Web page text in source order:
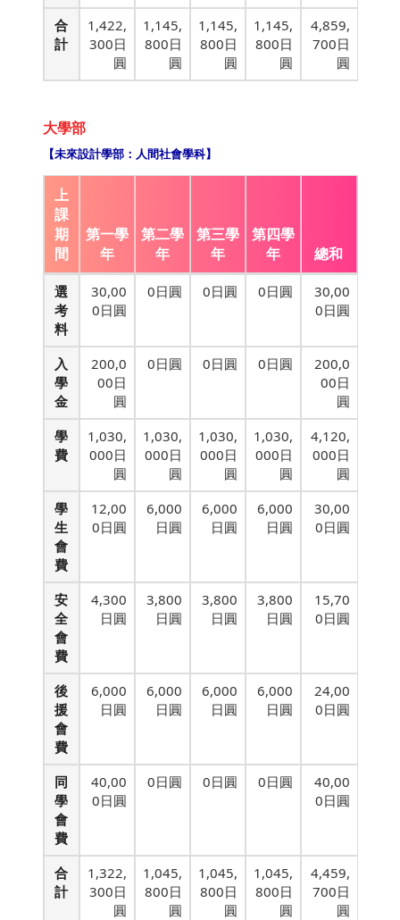
合
計
1,422,
300日
圓
1,145,
800日
圓
1,145,
800日
圓
1,145,
800日
圓
4,859,
700日
圓
大學部
【未來設計學部：人間社會學科】
上
課
期
間
第一學
年
第二學
年
第三學
年
第四學
年
總和
選
考
料
30,00
0日圓
0日圓 0日圓 0日圓
30,00
0日圓
入
學
金
200,0
00日
圓
0日圓 0日圓 0日圓
200,0
00日
圓
學
費
1,030,
000日
圓
1,030,
000日
圓
1,030,
000日
圓
1,030,
000日
圓
4,120,
000日
圓
學
生
會
費
12,00
0日圓
6,000
日圓
6,000
日圓
6,000
日圓
30,00
0日圓
安
全
會
費
4,300
日圓
3,800
日圓
3,800
日圓
3,800
日圓
15,70
0日圓
後
援
會
費
6,000
日圓
6,000
日圓
6,000
日圓
6,000
日圓
24,00
0日圓
同
學
會
費
40,00
0日圓
0日圓 0日圓 0日圓
40,00
0日圓
合
計
1,322,
300日
圓
1,045,
800日
圓
1,045,
800日
圓
1,045,
800日
圓
4,459,
700日
圓